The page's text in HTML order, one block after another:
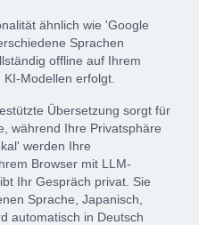
ähnlich wie 'Google
Sprachen
offline auf Ihrem
Modellen erfolgt.
Übersetzung sorgt für
während Ihre Privatsphäre
werden Ihre
Browser mit LLM-
Ihr Gespräch privat. Sie
Sprache, Japanisch,
automatisch in Deutsch